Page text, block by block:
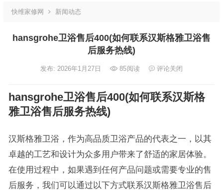
快维家修网 新闻动态
hansgrohe卫浴售后400(如何联系汉斯格雅卫浴售
后服务热线)
发布: 2026年1月27日 85阅读 评论关闭
hansgrohe卫浴售后400(如何联系汉斯格
雅卫浴售后服务热线)
汉斯格雅卫浴，作为高品质卫浴产品的代表之一，以其
卓越的工艺和设计为众多用户带来了舒适的家居体验。
在使用过程中，如果遇到任何产品问题或需要专业的售
后服务，我们可以通过以下方式联系汉斯格雅卫浴售后